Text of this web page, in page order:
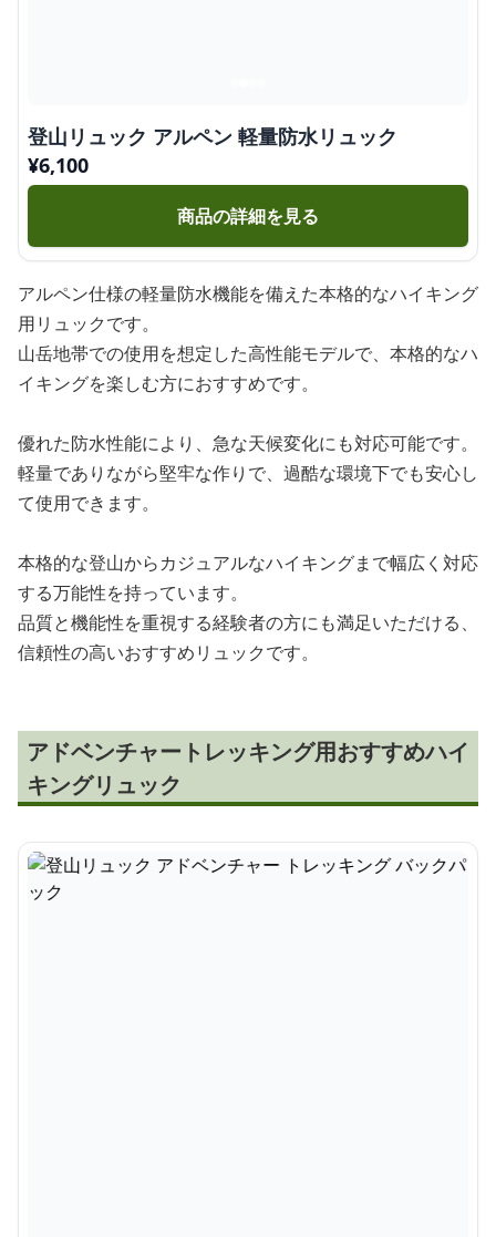
登山リュック アルペン 軽量防水リュック
¥6,100
商品の詳細を見る
アルペン仕様の軽量防水機能を備えた本格的なハイキング
用リュックです。
山岳地帯での使用を想定した高性能モデルで、本格的なハ
イキングを楽しむ方におすすめです。
優れた防水性能により、急な天候変化にも対応可能です。
軽量でありながら堅牢な作りで、過酷な環境下でも安心し
て使用できます。
本格的な登山からカジュアルなハイキングまで幅広く対応
する万能性を持っています。
品質と機能性を重視する経験者の方にも満足いただける、
信頼性の高いおすすめリュックです。
アドベンチャートレッキング用おすすめハイ
キングリュック